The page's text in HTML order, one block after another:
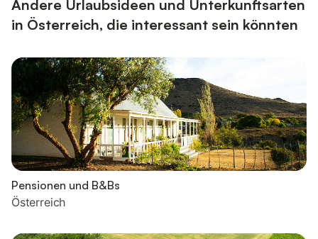
Andere Urlaubsideen und Unterkunftsarten
in Österreich, die interessant sein könnten
Pensionen und B&Bs
Österreich